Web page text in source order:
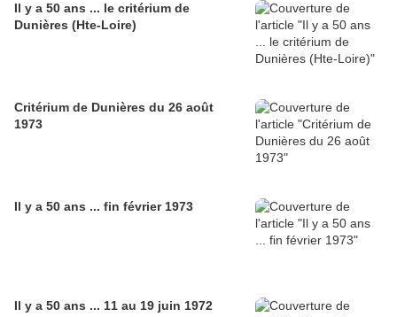
Il y a 50 ans ... le critérium de
Dunières (Hte-Loire)
Critérium de Dunières du 26 août
1973
Il y a 50 ans ... fin février 1973
Il y a 50 ans ... 11 au 19 juin 1972